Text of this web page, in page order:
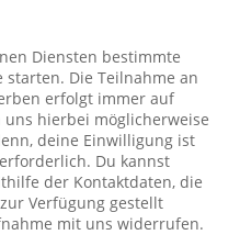
Diensten bestimmte
starten. Die Teilnahme an
erfolgt immer auf
hierbei möglicherweise
deine Einwilligung ist
Du kannst
der Kontaktdaten, die
Verfügung gestellt
mit uns widerrufen.